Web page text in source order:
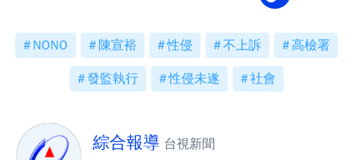
NONO 陳宣裕 性侵 不上訴 高檢署
發監執行 性侵未遂 社會
綜合報導 台視新聞